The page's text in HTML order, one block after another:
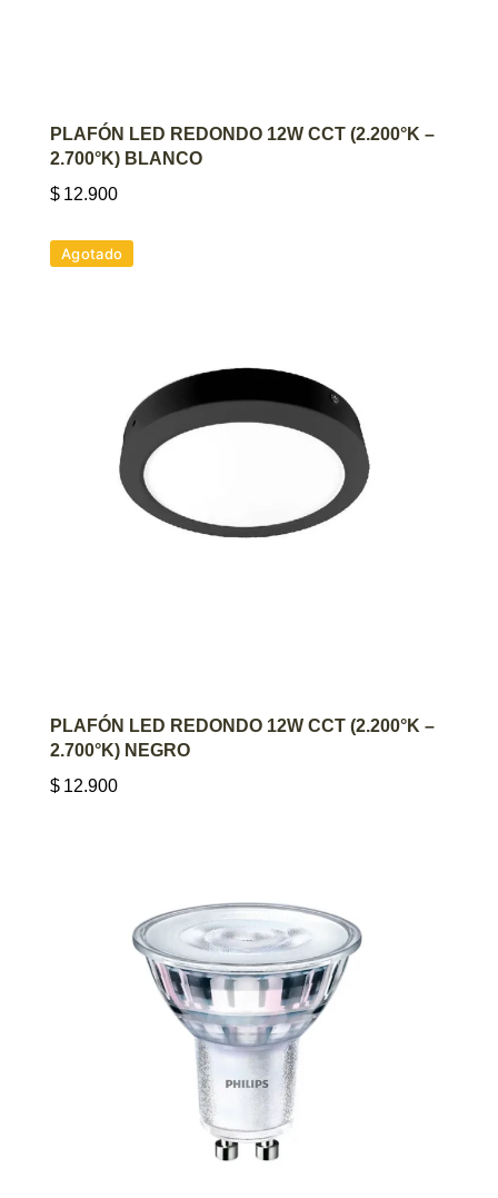
AGREGAR AL CARRITO
PLAFÓN LED REDONDO 12W CCT (2.200°K –
2.700°K) BLANCO
$ 12.900
Agotado
AGREGAR AL CARRITO
PLAFÓN LED REDONDO 12W CCT (2.200°K –
2.700°K) NEGRO
$ 12.900